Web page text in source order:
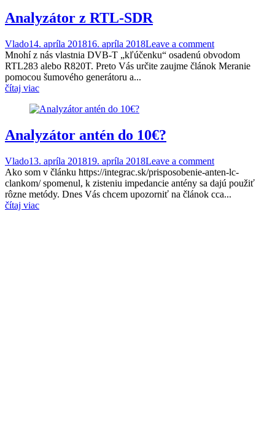
Analyzátor z RTL-SDR
Vlado14. apríla 201816. apríla 2018Leave a comment
Mnohí z nás vlastnia DVB-T „kľúčenku“ osadenú obvodom
RTL283 alebo R820T. Preto Vás určite zaujme článok Meranie
pomocou šumového generátoru a...
čítaj viac
Analyzátor antén do 10€?
Vlado13. apríla 201819. apríla 2018Leave a comment
Ako som v článku https://integrac.sk/prisposobenie-anten-lc-
clankom/ spomenul, k zisteniu impedancie antény sa dajú použiť
rôzne metódy. Dnes Vás chcem upozorniť na článok cca...
čítaj viac